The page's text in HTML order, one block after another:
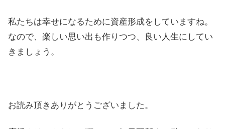
私たちは幸せになるために資産形成をしていますね。
なので、楽しい思い出も作りつつ、良い人生にしてい
きましょう。
お読み頂きありがとうございました。